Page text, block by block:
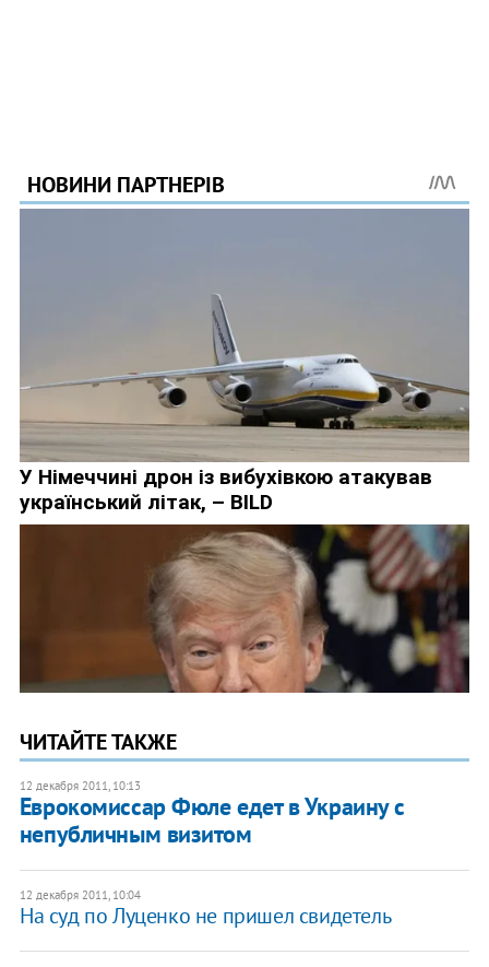
ЧИТАЙТЕ ТАКЖЕ
12 декабря 2011, 10:13
Еврокомиссар Фюле едет в Украину с
непубличным визитом
12 декабря 2011, 10:04
На суд по Луценко не пришел свидетель